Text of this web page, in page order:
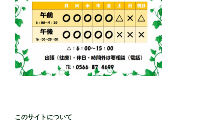
このサイトについて